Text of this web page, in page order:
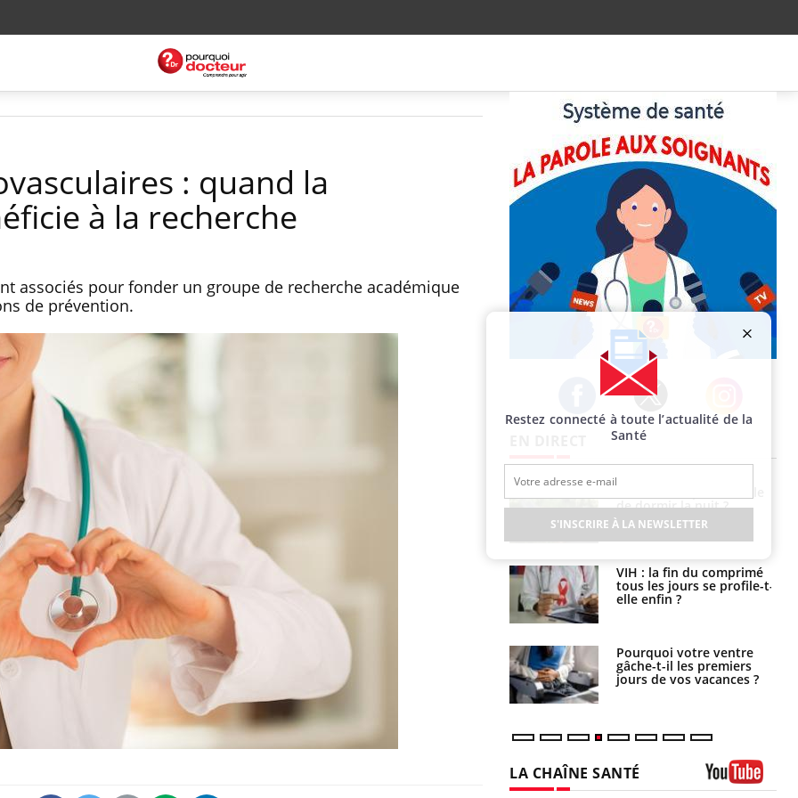
: quand la
à la recherche
associés pour fonder un groupe de recherche académique
de prévention.
Facebook Twitter Instagram
Chikungunya, dengue,
West Nile : que se passe-
t-il dans le sud de la
France ?
Les médicaments GLP-1
protègent-ils aussi les os
?
Cytomégalovirus : ce qui
change dans la prise en
charge des femmes
de dormir la nuit ?
VIH : la fin du comprimé
tous les jours se profile-t-
elle enfin ?
Pourquoi votre ventre
gâche-t-il les premiers
jours de vos vacances ?
pourquoi le risque de
noyade grimpe-t-il ?
Le Viagra pourrait-il
freiner la propagation du
cancer ?
Pourquoi manger moins
de protéines pourrait
finalement être bénéfique
LA CHAÎNE SANTÉ
Restez connecté à toute l’actualité de la
Santé
S'INSCRIRE À LA NEWSLETTER